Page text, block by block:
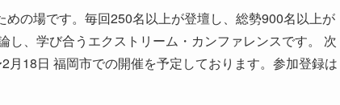
の場です。毎回250名以上が登壇し、総勢900名以上が
、学び合うエクストリーム・カンファレンスです。 次
18日 福岡市での開催を予定しております。参加登録は